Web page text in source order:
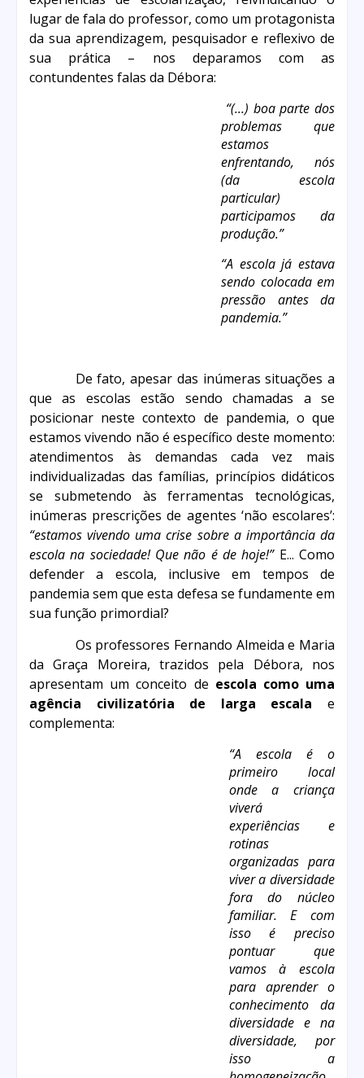
lugar de fala do professor, como um protagonista
da sua aprendizagem, pesquisador e reflexivo de
sua prática – nos deparamos com as
contundentes falas da Débora:
“(...) boa parte dos
problemas que
estamos
enfrentando, nós
(da escola
particular)
participamos da
produção.”
“A escola já estava
sendo colocada em
pressão antes da
pandemia.”
De fato, apesar das inúmeras situações a
que as escolas estão sendo chamadas a se
posicionar neste contexto de pandemia, o que
estamos vivendo não é específico deste momento:
atendimentos às demandas cada vez mais
individualizadas das famílias, princípios didáticos
se submetendo às ferramentas tecnológicas,
inúmeras prescrições de agentes ‘não escolares’:
“estamos vivendo uma crise sobre a importância da
escola na sociedade! Que não é de hoje!”E... Como
defender a escola, inclusive em tempos de
pandemia sem que esta defesa se fundamente em
sua função primordial?
Os professores Fernando Almeida e Maria
da Graça Moreira, trazidos pela Débora, nos
apresentam um conceito de escola como uma
agência civilizatória de larga escala e
complementa:
“A escola é o
primeiro local
onde a criança
viverá
experiências e
rotinas
organizadas para
viver a diversidade
fora do núcleo
familiar. E com
isso é preciso
pontuar que
vamos à escola
para aprender o
conhecimento da
diversidade e na
diversidade, por
isso a